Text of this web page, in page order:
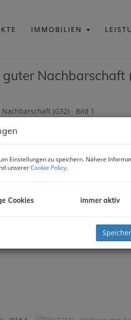
IMMOBILIEN
Nachbarschaft
Einstellungen zu speichern. Nähere
unsererCookie Policy.
Cookies immer aktiv